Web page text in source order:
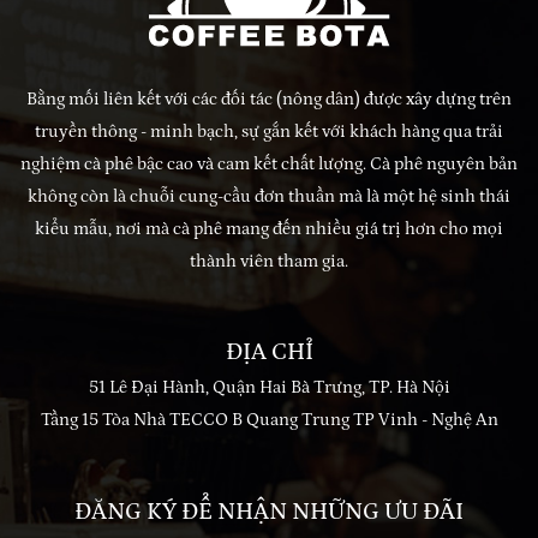
Bằng mối liên kết với các đối tác (nông dân) được xây dựng trên
truyền thông - minh bạch, sự gắn kết với khách hàng qua trải
nghiệm cà phê bậc cao và cam kết chất lượng. Cà phê nguyên bản
không còn là chuỗi cung-cầu đơn thuần mà là một hệ sinh thái
kiểu mẫu, nơi mà cà phê mang đến nhiều giá trị hơn cho mọi
thành viên tham gia.
ĐỊA CHỈ
51 Lê Đại Hành, Quận Hai Bà Trưng, TP. Hà Nội
Tầng 15 Tòa Nhà TECCO B Quang Trung TP Vinh - Nghệ An
ĐĂNG KÝ ĐỂ NHẬN NHỮNG ƯU ĐÃI